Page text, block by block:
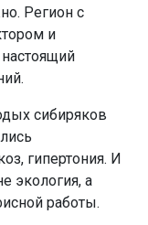
Регион с
и
сибиряков
гипертония. И
экология, а
работы.